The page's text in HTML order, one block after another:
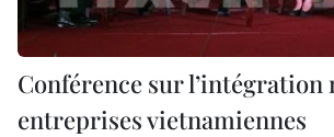
Conférence sur l’intégration
entreprises vietnamiennes